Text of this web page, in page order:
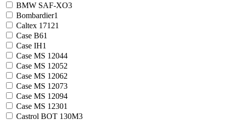
BMW SAF-XO3
Bombardier1
Caltex 17121
Case B61
Case IH1
Case MS 12044
Case MS 12052
Case MS 12062
Case MS 12073
Case MS 12094
Case MS 12301
Castrol BOT 130M3